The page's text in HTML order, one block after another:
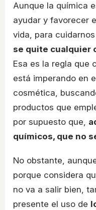
Aunque la química
ayudar y favorecer
vida, para cuidarnos
se quite cualquier
Esa es la regla que
está imperando en
cosmética,
productos que
por supuesto que,
químicos, que no
No obstante,
porque considera
no va a salir bien,
presente el uso de